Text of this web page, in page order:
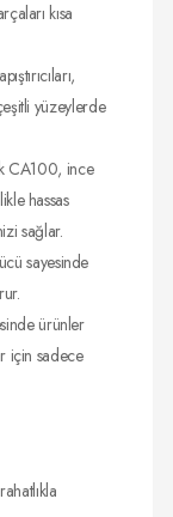
kısa
yüzeylerde
CA100, ince
hassas
sağlar.
sayesinde
ürünler
için sadece